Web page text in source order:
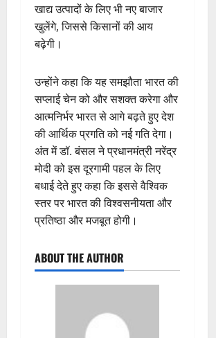
खाद्य उत्पादों के लिए भी नए बाजार
खुलेंगे, जिससे किसानों की आय
बढ़ेगी।
उन्होंने कहा कि यह समझौता भारत की
सप्लाई चेन को और सशक्त करेगा और
आत्मनिर्भर भारत से आगे बढ़ते हुए देश
की आर्थिक प्रगति को नई गति देगा।
अंत में डॉ. बंसल ने प्रधानमंत्री नरेंद्र
मोदी को इस दूरगामी पहल के लिए
बधाई देते हुए कहा कि इससे वैश्विक
स्तर पर भारत की विश्वसनीयता और
प्रतिष्ठा और मजबूत होगी।
ABOUT THE AUTHOR